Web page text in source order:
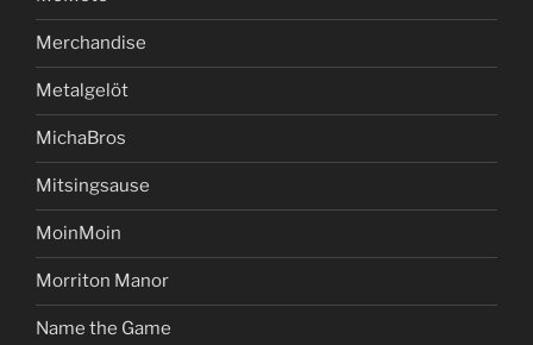
Merchandise
Metalgelöt
MichaBros
Mitsingsause
MoinMoin
Morriton Manor
Name the Game